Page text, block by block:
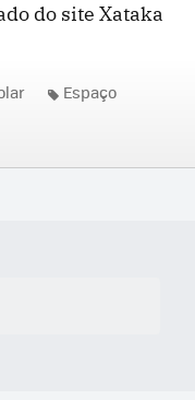
do site Xataka
Espaço